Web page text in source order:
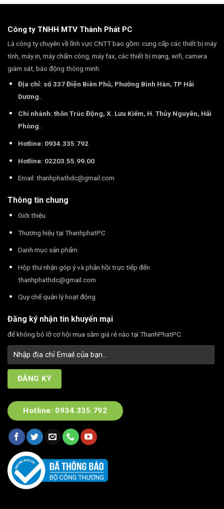
Công ty TNHH MTV Thành Phát PC
Là công ty chuyên về lĩnh vực CNTT bao gồm: cung cấp các thiết bị máy
tính, máy in, máy chấm công, máy fax, các thiết bị mạng, wifi, camera
giám sát, báo động thông minh.
Địa chỉ: số 337 Điện Biên Phủ, Phường Bình Hàn, TP Hải
Dương.
Chi nhánh: thôn Trúc Động, X. Lưu Kiếm, H. Thủy Nguyên, Hải
Phòng.
Hotline: 0934.335.792
Hotline: 02203.55.99.00
Email: thanhphathdc@gmail.com
Thông tin chung
Giới thiệu
Thương hiệu tại ThanhphatPC
Danh mục sản phẩm
Hộp thư nhận góp ý và phản hồi trực tiếp đến
thanhphathdc@gmail.com
Quy chế quản lý hoạt động
Đăng ký nhận tin khuyến mại
để không bỏ lỡ cơ hội mua sắm giá rẻ nào tại ThanhPhatPC:
Hotline: 0934.335.792